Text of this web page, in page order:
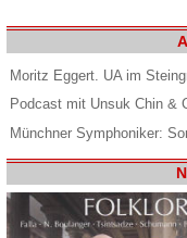
Moritz Eggert. UA im
Podcast mit Unsuk Chin &
Münchner Symphoniker: